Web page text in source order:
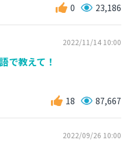
0 23,186
2022/11/14 10:00
で教えて！
18 87,667
2022/09/26 10:00